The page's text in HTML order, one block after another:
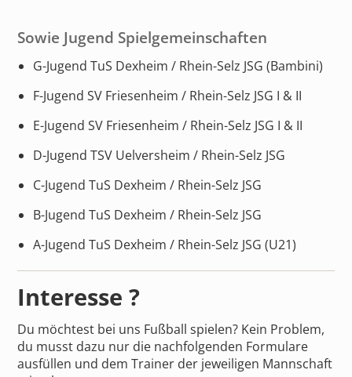
Sowie Jugend Spielgemeinschaften
G-Jugend TuS Dexheim / Rhein-Selz JSG (Bambini)
F-Jugend SV Friesenheim / Rhein-Selz JSG I & II
E-Jugend SV Friesenheim / Rhein-Selz JSG I & II
D-Jugend TSV Uelversheim / Rhein-Selz JSG
C-Jugend TuS Dexheim / Rhein-Selz JSG
B-Jugend TuS Dexheim / Rhein-Selz JSG
A-Jugend TuS Dexheim / Rhein-Selz JSG (U21)
Interesse ?
Du möchtest bei uns Fußball spielen? Kein Problem,
du musst dazu nur die nachfolgenden Formulare
ausfüllen und dem Trainer der jeweiligen Mannschaft